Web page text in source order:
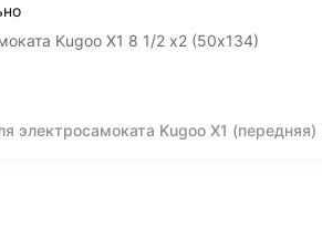
Kugoo X1 8 1/2 х2 (50х134)
электросамоката Kugoo X1 (передняя)